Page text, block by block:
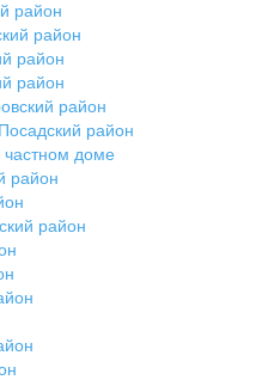
район
район
район
район
район
район
частном доме
район
район